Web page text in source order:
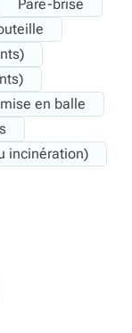
Pare-brise
en balle
incinération)